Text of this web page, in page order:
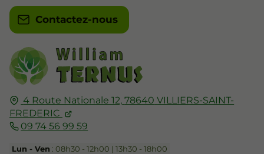
4 Route Nationale 12, 78640 VILLIERS-SAINT-
FREDERIC
09 74 56 99 59
Lun - Ven : 08h30 - 12h00 | 13h30 - 18h00
Contactez-nous